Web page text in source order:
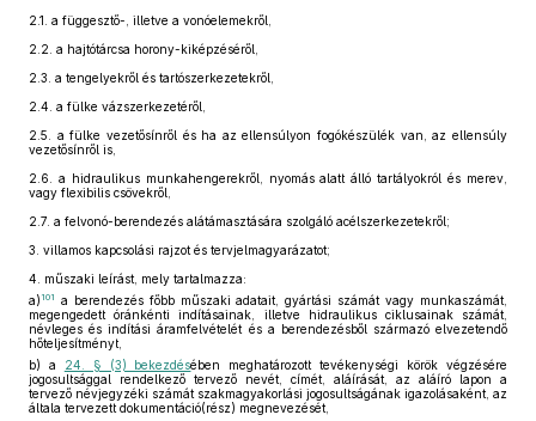
2.1. a függesztő-, illetve a vonóelemekről,
2.2. a hajtótárcsa horony-kiképzéséről,
2.3. a tengelyekről és tartószerkezetekről,
2.4. a fülke vázszerkezetéről,
2.5.
a fülke vezetősínről és ha az ellensúlyon fogókészülék van, az ellensúly
vezetősínről is,
2.6.
a hidraulikus munkahengerekről, nyomás alatt álló tartályokról és merev,
vagy flexibilis csövekről,
2.7. a felvonó-berendezés alátámasztására szolgáló acélszerkezetekről;
3. villamos kapcsolási rajzot és tervjelmagyarázatot;
4.
műszaki leírást, mely tartalmazza:
a) 101
a berendezés főbb műszaki adatait, gyártási számát vagy munkaszámát,
megengedett óránkénti indításainak, illetve hidraulikus ciklusainak számát,
névleges és indítási áramfelvételét és a berendezésből származó elvezetendő
hőteljesítményt,
b) a 24. § (3) bekezdésében meghatározott tevékenységi körök végzésére
jogosultsággal rendelkező tervező nevét, címét, aláírását, az aláíró lapon a
tervező névjegyzéki számát szakmagyakorlási jogosultságának igazolásaként, az
általa tervezett dokumentáció(rész) megnevezését,